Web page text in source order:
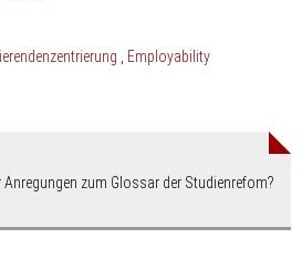
Employability
zum Glossar der Studienrefom?